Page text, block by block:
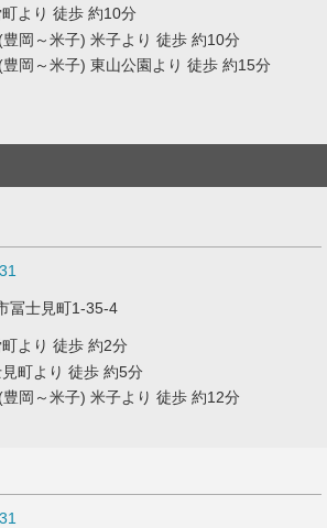
より 徒歩 約10分
岡～米子) 米子より 徒歩 約10分
岡～米子) 東山公園より 徒歩 約15分
冨士見町1-35-4
より 徒歩 約2分
町より 徒歩 約5分
岡～米子) 米子より 徒歩 約12分